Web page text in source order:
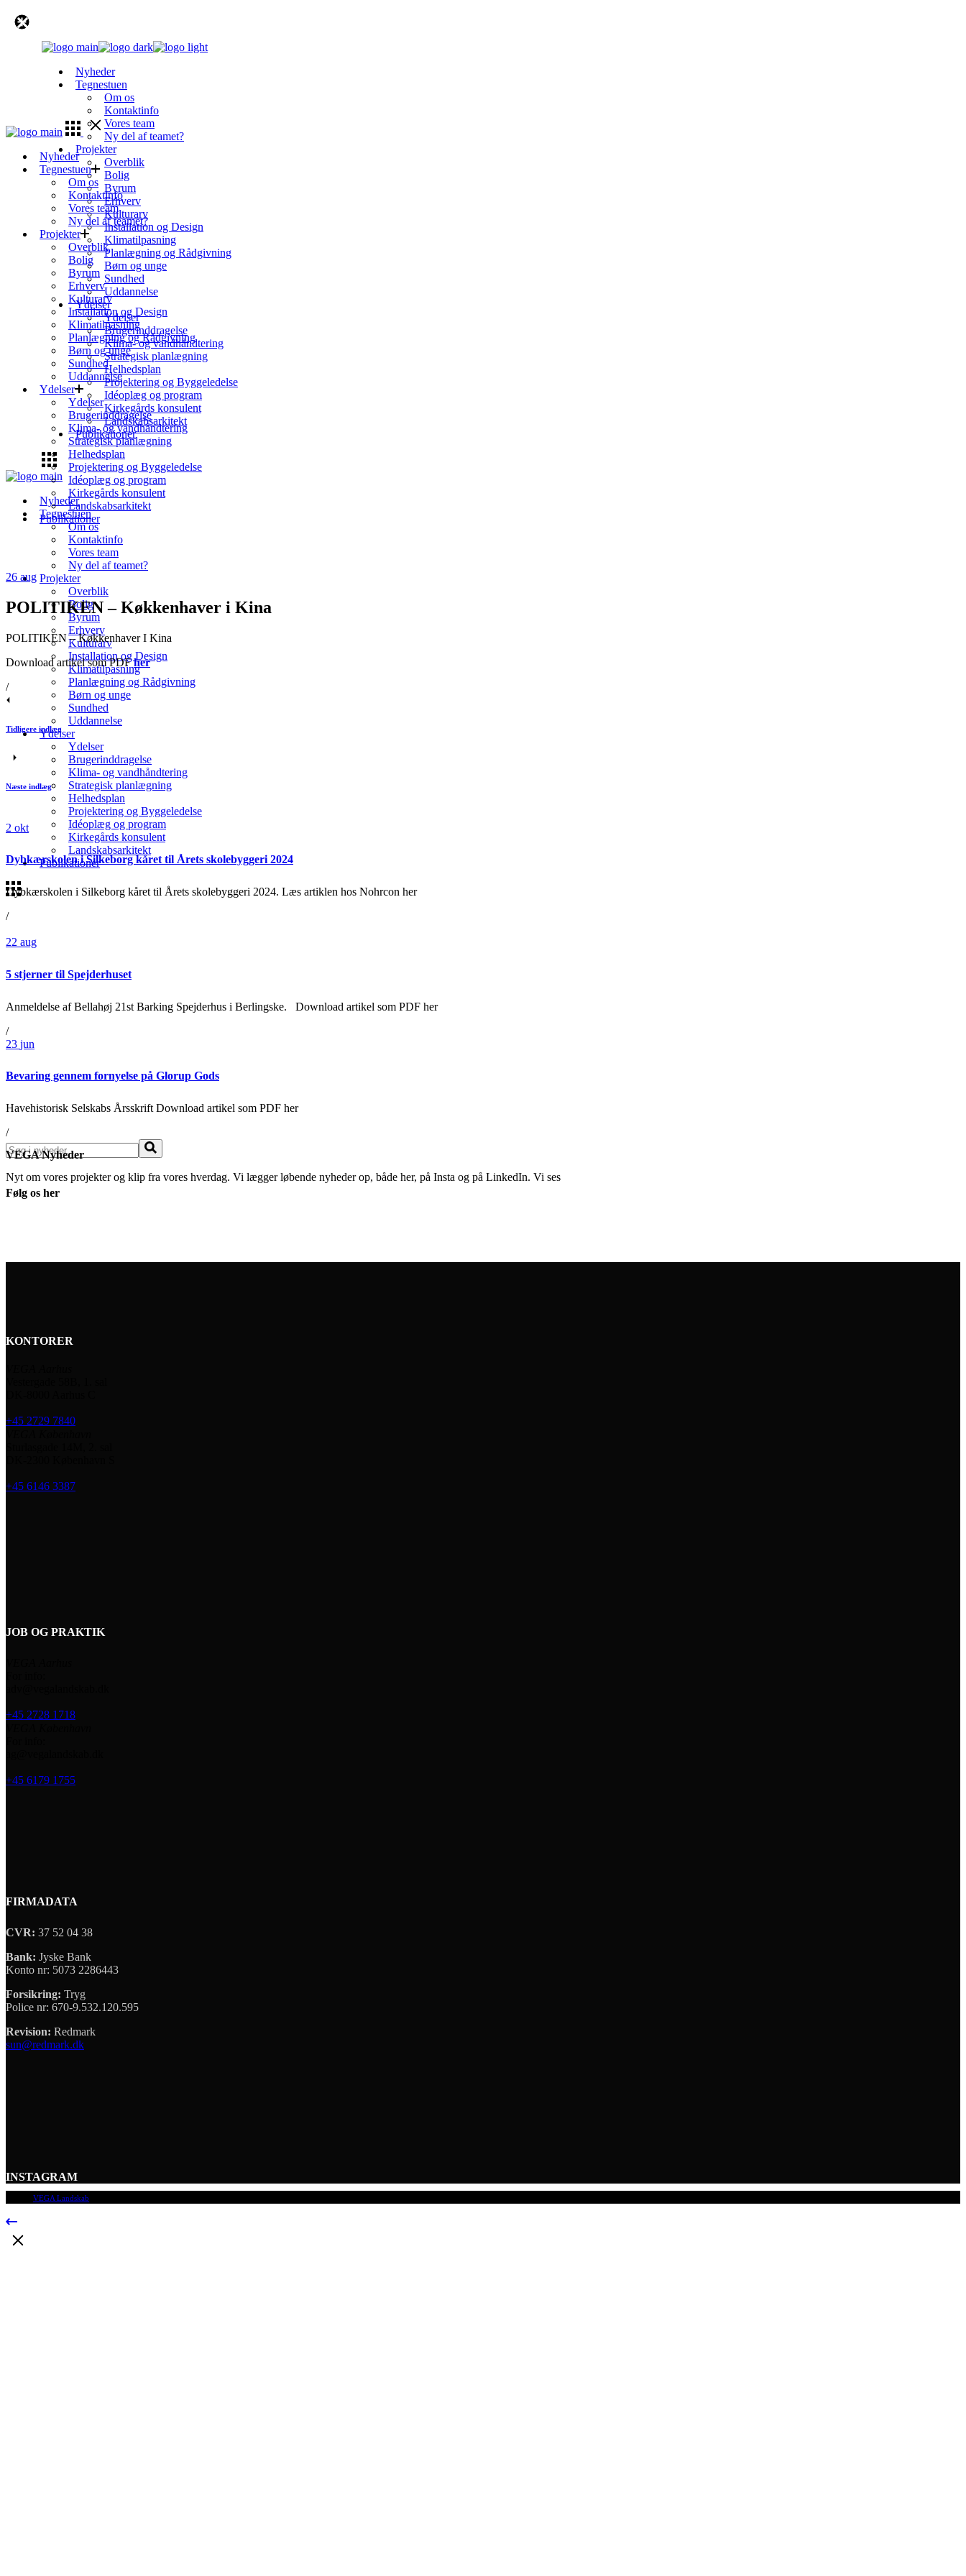
Nyheder
Tegnestuen
Om os
Kontaktinfo
Vores team
Ny del af teamet?
Projekter
Overblik
Bolig
Byrum
Erhverv
Kulturarv
Installation og Design
Klimatilpasning
Planlægning og Rådgivning
Børn og unge
Sundhed
Uddannelse
Ydelser
Ydelser
Brugerinddragelse
Klima- og vandhåndtering
Strategisk planlægning
Helhedsplan
Projektering og Byggeledelse
Idéoplæg og program
Kirkegårds konsulent
Landskabsarkitekt
Publikationer
Nyheder
Tegnestuen
Om os
Kontaktinfo
Vores team
Ny del af teamet?
Projekter
Overblik
Bolig
Byrum
Erhverv
Kulturarv
Installation og Design
Klimatilpasning
Planlægning og Rådgivning
Børn og unge
Sundhed
Uddannelse
Ydelser
Ydelser
Brugerinddragelse
Klima- og vandhåndtering
Strategisk planlægning
Helhedsplan
Projektering og Byggeledelse
Idéoplæg og program
Kirkegårds konsulent
Landskabsarkitekt
Publikationer
Nyheder
Tegnestuen
Om os
Kontaktinfo
Vores team
Ny del af teamet?
Projekter
Overblik
Bolig
Byrum
Erhverv
Kulturarv
Installation og Design
Klimatilpasning
Planlægning og Rådgivning
Børn og unge
Sundhed
Uddannelse
Ydelser
Ydelser
Brugerinddragelse
Klima- og vandhåndtering
Strategisk planlægning
Helhedsplan
Projektering og Byggeledelse
Idéoplæg og program
Kirkegårds konsulent
Landskabsarkitekt
Publikationer
26 aug
POLITIKEN – Køkkenhaver i Kina
POLITIKEN – Køkkenhaver I Kina
Download artikel som PDFher
/
Tidligere indlæg
Næste indlæg
2 okt
Dybkærskolen i Silkeborg kåret til Årets skolebyggeri 2024
Dybkærskolen i Silkeborg kåret til Årets skolebyggeri 2024. Læs artiklen hos Nohrcon her
/
22 aug
5 stjerner til Spejderhuset
Anmeldelse af Bellahøj 21st Barking Spejderhus i Berlingske. Download artikel som PDF her
/
23 jun
Bevaring gennem fornyelse på Glorup Gods
Havehistorisk Selskabs Årsskrift Download artikel som PDF her
/
Søg
VEGA Nyheder
Nyt om vores projekter og klip fra vores hverdag. Vi lægger løbende nyheder op, både her, på Insta og på LinkedIn. Vi ses
Følg os her
KONTORER
+45 2729 7840
+45 6146 3387
JOB OG PRAKTIK
+45 2728 1718
+45 6179 1755
FIRMADATA
CVR: 37 52 04 38
Bank: Jyske Bank
Konto nr: 5073 2286443
Forsikring: Tryg
Police nr: 670-9.532.120.595
Revision: Redmark
sun@redmark.dk
INSTAGRAM
VEGA Landskab